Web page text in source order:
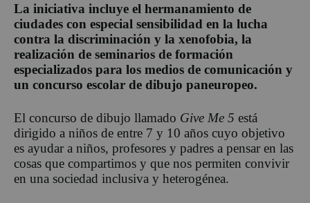
La iniciativa incluye el hermanamiento de
ciudades con especial sensibilidad en la lucha
contra la discriminación y la xenofobia, la
realización de seminarios de formación
especializados para los medios de comunicación y
un concurso escolar de dibujo paneuropeo.
El concurso de dibujo llamado Give Me 5 está
dirigido a niños de entre 7 y 10 años cuyo objetivo
es ayudar a niños, profesores y padres a pensar en las
cosas que compartimos y que nos permiten convivir
en una sociedad inclusiva y heterogénea.